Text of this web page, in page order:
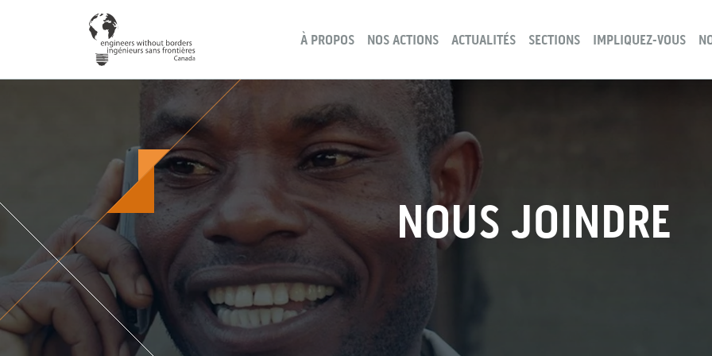
À PROPOS NOS ACTIONS ACTUALITÉS SECTIONS IMPLIQUEZ-VOUS
NOUS JOINDRE